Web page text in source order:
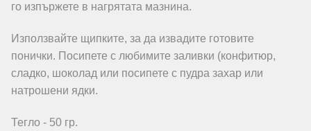
го изпържете в нагрятата мазнина.
Използвайте щипките, за да извадите готовите
понички. Посипете с любимите заливки (конфитюр,
сладко, шоколад или посипете с пудра захар или
натрошени ядки.
Тегло - 50 гр.